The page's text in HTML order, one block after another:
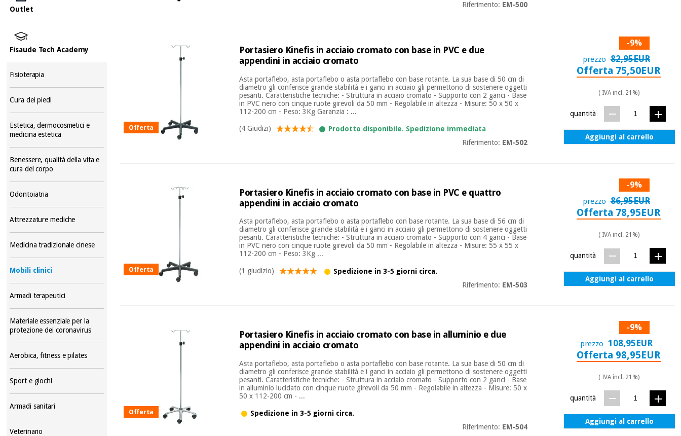
Outlet
Fisaude Tech Academy
Fisioterapia
Cura dei piedi
Estetica, dermocosmetici e
medicina estetica
Benessere, qualità della vita e
cura del corpo
Odontoiatria
Attrezzature mediche
Medicina tradizionale cinese
Mobili clinici
Armadi terapeutici
Materiale essenziale per la
protezione dei coronavirus
Aerobica, fitness e pilates
Sport e giochi
Armadi sanitari
Veterinario
Riferimento: EM-500
Offerta
Portasiero Kinefis in acciaio cromato con base in PVC e due
appendini in acciaio cromato
Asta portaflebo, asta portaflebo o asta portaflebo con base rotante. La sua base di 50 cm di
diametro gli conferisce grande stabilità e i ganci in acciaio gli permettono di sostenere oggetti
pesanti. Caratteristiche tecniche: - Struttura in acciaio cromato - Supporto con 2 ganci - Base
in PVC nero con cinque ruote girevoli da 50 mm - Regolabile in altezza - Misure: 50 x 50 x
112-200 cm - Peso: 3Kg Garanzia : ...
(4 Giudizi)
Prodotto disponibile. Spedizione immediata
Riferimento: EM-502
-9%
prezzo 82,95EUR
Offerta 75,50EUR
( IVA incl. 21%)
quantità
Aggiungi al carrello
Offerta
Portasiero Kinefis in acciaio cromato con base in PVC e quattro
appendini in acciaio cromato
Asta portaflebo, asta portaflebo o asta portaflebo con base rotante. La sua base di 56 cm di
diametro gli conferisce grande stabilità e i ganci in acciaio gli permettono di sostenere oggetti
pesanti. Caratteristiche tecniche: - Struttura in acciaio cromato - Supporto con 4 ganci - Base
in PVC nero con cinque ruote girevoli da 50 mm - Regolabile in altezza - Misure: 55 x 55 x
112-200 cm - Peso: 3Kg ...
(1 giudizio)
Spedizione in 3-5 giorni circa.
Riferimento: EM-503
-9%
prezzo 86,95EUR
Offerta 78,95EUR
( IVA incl. 21%)
quantità
Aggiungi al carrello
Offerta
Portasiero Kinefis in acciaio cromato con base in alluminio e due
appendini in acciaio cromato
Asta portaflebo, asta portaflebo o asta portaflebo con base rotante. La sua base di 50 cm di
diametro gli conferisce grande stabilità e i ganci in acciaio gli permettono di sostenere oggetti
pesanti. Caratteristiche tecniche: - Struttura in acciaio cromato - Supporto con 2 ganci - Base
in alluminio lucidato con cinque ruote girevoli da 50 mm - Regolabile in altezza - Misure: 50 x
50 x 112-200 cm - ...
Spedizione in 3-5 giorni circa.
Riferimento: EM-504
-9%
prezzo 108,95EUR
Offerta 98,95EUR
( IVA incl. 21%)
quantità
Aggiungi al carrello